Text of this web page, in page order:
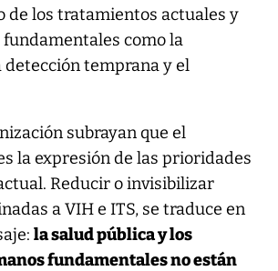
de los tratamientos actuales y
como la
detección temprana y el
subrayan que el
la expresión de las prioridades
Reducir o invisibilizar
a VIH e ITS, se traduce en
la salud pública y los
fundamentales no están